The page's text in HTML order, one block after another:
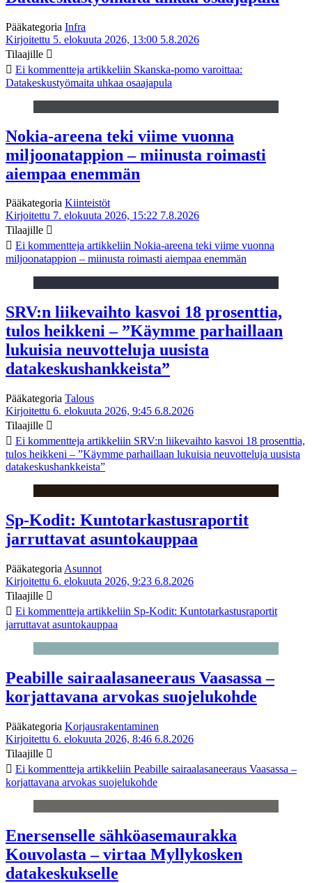
Pääkategoria Infra
Kirjoitettu 5. elokuuta 2026, 13:00 5.8.2026
Tilaajille
Ei kommentteja artikkeliin Skanska-pomo varoittaa:
Datakeskustyömaita uhkaa osaajapula
Nokia-areena teki viime vuonna
miljoonatappion – miinusta roimasti
aiempaa enemmän
Pääkategoria Kiinteistöt
Kirjoitettu 7. elokuuta 2026, 15:22 7.8.2026
Tilaajille
Ei kommentteja artikkeliin Nokia-areena teki viime vuonna
miljoonatappion – miinusta roimasti aiempaa enemmän
SRV:n liikevaihto kasvoi 18 prosenttia,
tulos heikkeni – ”Käymme parhaillaan
lukuisia neuvotteluja uusista
datakeskushankkeista”
Pääkategoria Talous
Kirjoitettu 6. elokuuta 2026, 9:45 6.8.2026
Tilaajille
Ei kommentteja artikkeliin SRV:n liikevaihto kasvoi 18 prosenttia,
tulos heikkeni – ”Käymme parhaillaan lukuisia neuvotteluja uusista
datakeskushankkeista”
Sp-Kodit: Kuntotarkastusraportit
jarruttavat asuntokauppaa
Pääkategoria Asunnot
Kirjoitettu 6. elokuuta 2026, 9:23 6.8.2026
Tilaajille
Ei kommentteja artikkeliin Sp-Kodit: Kuntotarkastusraportit
jarruttavat asuntokauppaa
Peabille sairaalasaneeraus Vaasassa –
korjattavana arvokas suojelukohde
Pääkategoria Korjausrakentaminen
Kirjoitettu 6. elokuuta 2026, 8:46 6.8.2026
Tilaajille
Ei kommentteja artikkeliin Peabille sairaalasaneeraus Vaasassa –
korjattavana arvokas suojelukohde
Enersenselle sähköasemaurakka
Kouvolasta – virtaa Myllykosken
datakeskukselle